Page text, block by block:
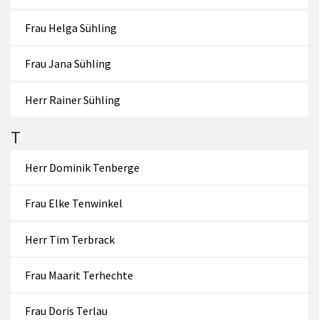
Frau Helga Sühling
Frau Jana Sühling
Herr Rainer Sühling
T
Herr Dominik Tenberge
Frau Elke Tenwinkel
Herr Tim Terbrack
Frau Maarit Terhechte
Frau Doris Terlau